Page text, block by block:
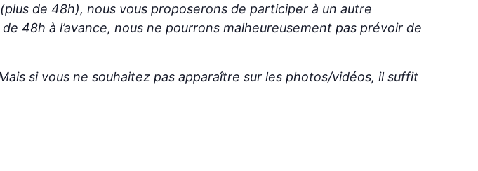
de 48h), nous vous proposerons de participer à un autre
48h à l’avance, nous ne pourrons malheureusement pas prévoir de
si vous ne souhaitez pas apparaître sur les photos/vidéos, il suffit